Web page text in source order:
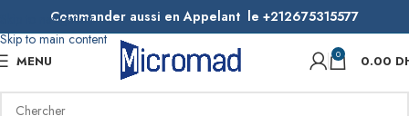
Skip to navigation
Skip to main content
Commander aussi en Appelant le +212675315577
MENU 0 0.00